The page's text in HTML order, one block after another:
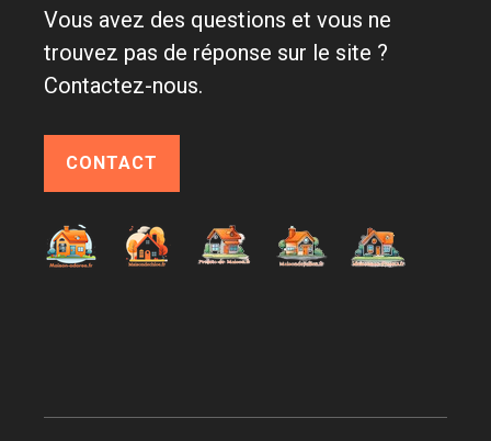
Vous avez des questions et vous ne
trouvez pas de réponse sur le site ?
Contactez-nous.
CONTACT